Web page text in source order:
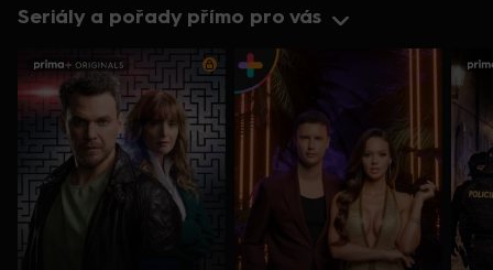
Seriály a pořady přímo pro vás